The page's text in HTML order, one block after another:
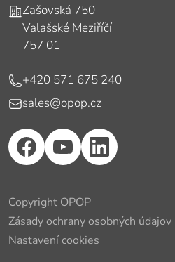
Adresa
Zašovská 750
Valašské Meziříčí
757 01
Telefón
+420 571 675 240
E-mail
sales@opop.cz
Copyright OPOP
Zásady ochrany osobných údajov
Nastavení cookies